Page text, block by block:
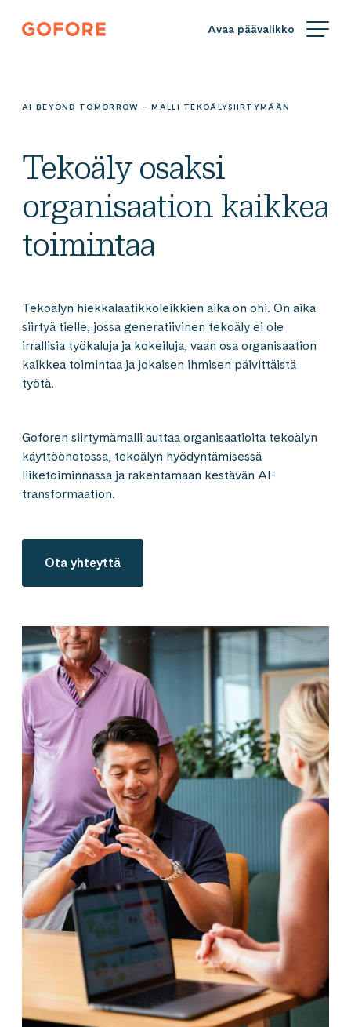
Siirry
suoraan
Gofore
knowledge
AI BEYOND TOMORROW – MALLI TEKOÄLYSIIRTYMÄÄN
Tekoäly osaksi
organisaation kaikkea
toimintaa
Tekoälyn hiekkalaatikkoleikkien aika on ohi. On aika
siirtyä tielle, jossa generatiivinen tekoäly ei ole
irrallisia työkaluja ja kokeiluja, vaan osa organisaation
kaikkea toimintaa ja jokaisen ihmisen päivittäistä
työtä.
Goforen siirtymämalli auttaa organisaatioita tekoälyn
käyttöönotossa, tekoälyn hyödyntämisessä
liiketoiminnassa ja rakentamaan kestävän AI-
transformaation.
Ota yhteyttä